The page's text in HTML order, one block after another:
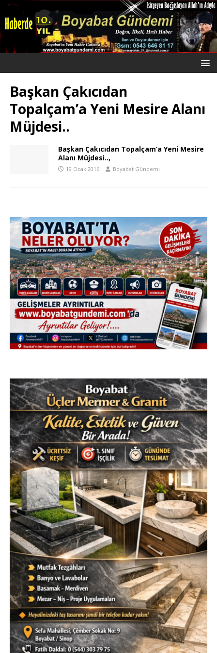
Başkan Çakıcıdan
Topalçam’a Yeni Mesire Alanı
Müjdesi..
Başkan Çakıcıdan Topalçam’a Yeni Mesire
Alanı Müjdesi..,
19 Ocak 2016 Boyabat Gündemi